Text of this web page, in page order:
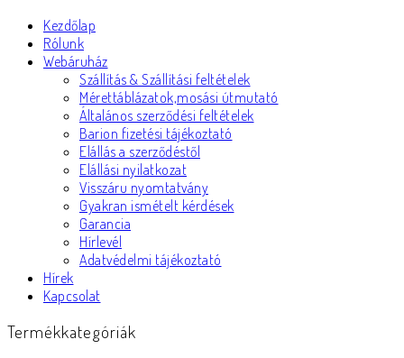
Kezdőlap
Rólunk
Webáruház
Szállítás & Szállítási feltételek
Mérettáblázatok,mosási útmutató
Általános szerződési feltételek
Barion fizetési tájékoztató
Elállás a szerződéstől
Elállási nyilatkozat
Visszáru nyomtatvány
Gyakran ismételt kérdések
Garancia
Hírlevél
Adatvédelmi tájékoztató
Hírek
Kapcsolat
Termékkategóriák